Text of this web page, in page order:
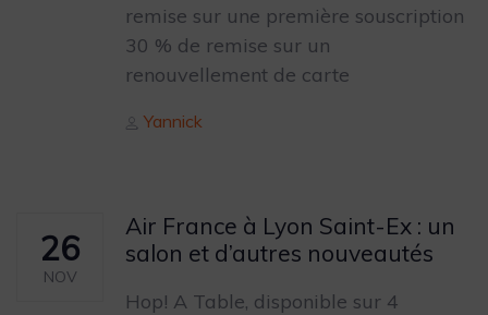
remise sur une première souscription
30 % de remise sur un
renouvellement de carte
Author
Yannick
26
NOV
Air France à Lyon Saint-Ex : un
salon et d’autres nouveautés
Hop! A Table, disponible sur 4